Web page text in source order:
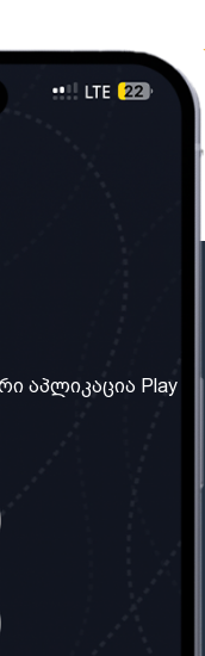
და პირობები
ქსელი
აპლიკაცია Play